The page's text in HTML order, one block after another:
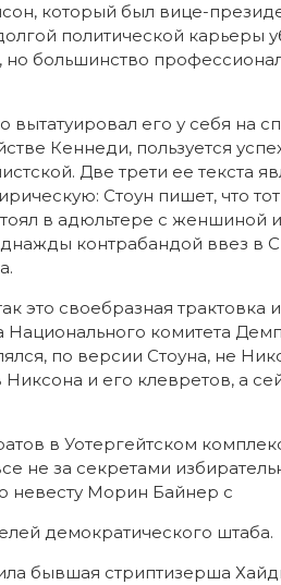
который был вице-
политической карьеры
но большинство
его у себя на
Кеннеди, пользуется
Две трети ее текста
Стоун пишет, что
в адюльтере с женшиной
контрабандой ввез в
это своебразная трактовка
Национального комитета
по версии Стоуна, не
и его клевретов, а
в Уотергейтском
не за секретами
невесту Морин Байнер с
демократического штаба.
бывшая стриптизерша